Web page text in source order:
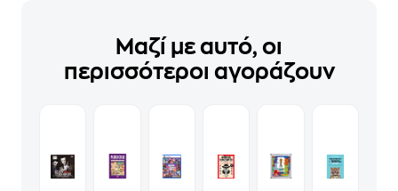
Μαζί με αυτό, οι
περισσότεροι αγοράζουν